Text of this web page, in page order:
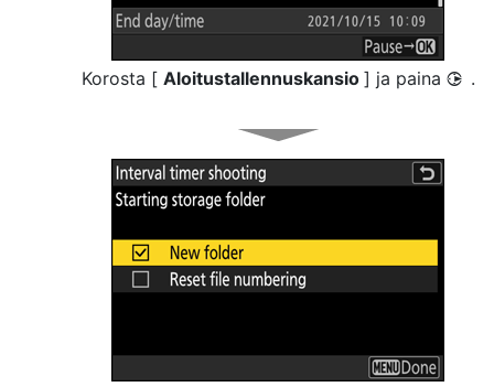
Korosta [ Aloitustallennuskansio ] ja paina 2 .